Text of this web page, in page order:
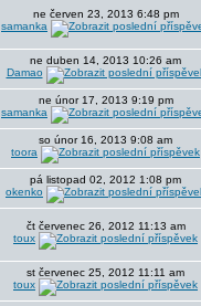
ne červen 23, 2013 6:48 pm
samanka
ne duben 14, 2013 10:26 am
Damao
ne únor 17, 2013 9:19 pm
samanka
so únor 16, 2013 9:08 am
toora
pá listopad 02, 2012 1:08 pm
okenko
čt červenec 26, 2012 11:13 am
toux
st červenec 25, 2012 11:11 am
toux